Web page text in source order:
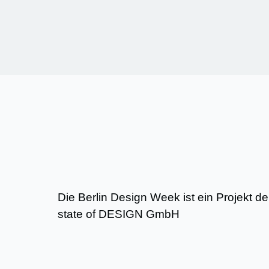
Die Berlin Design Week ist ein Projekt
state of DESIGN GmbH